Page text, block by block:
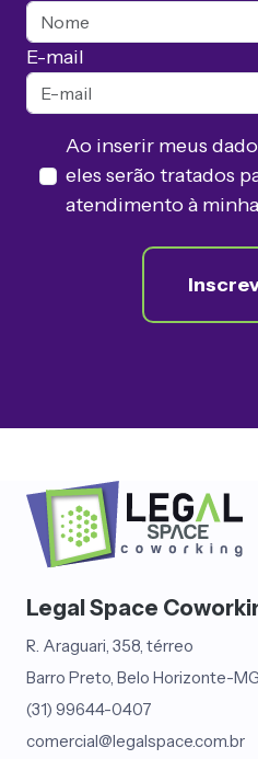
E-mail
Ao inserir meus
eles serão tratados
atendimento à
Legal Space
R. Araguari, 358, térreo
Barro Preto, Belo Horizonte-MG
(31) 99644-0407
comercial@legalspace.com.br